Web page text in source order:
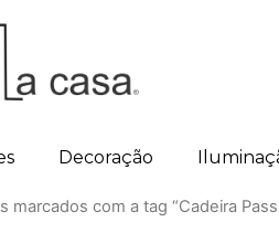
Decoração
marcados com a tag “Cadeira